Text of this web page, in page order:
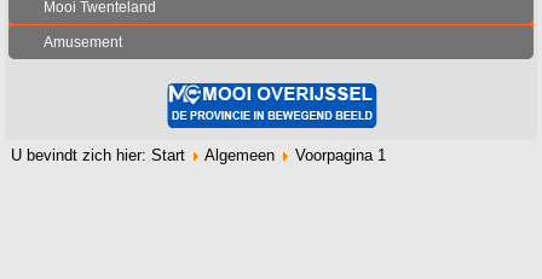
Mooi Twenteland
Amusement
U bevindt zich hier:Start Algemeen Voorpagina 1